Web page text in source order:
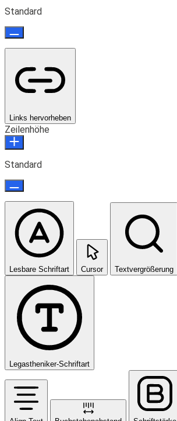
Standard
Links hervorheben
Zeilenhöhe
Standard
Lesbare Schriftart Cursor Textvergrößerung
Legastheniker-Schriftart